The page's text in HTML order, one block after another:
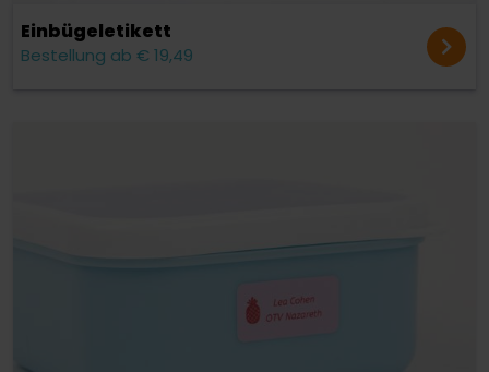
Einbügel­etikett
Bestellung ab € 19,49